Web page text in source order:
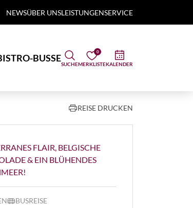
NEWSÜBER UNSLEISTUNGENSERVICE
BUSSE
SUCHE
0
MERKLISTEKALENDER
REISE DRUCKEN
FLAIR, BELGISCHE
& EIN BLÜHENDES
BUSREISE